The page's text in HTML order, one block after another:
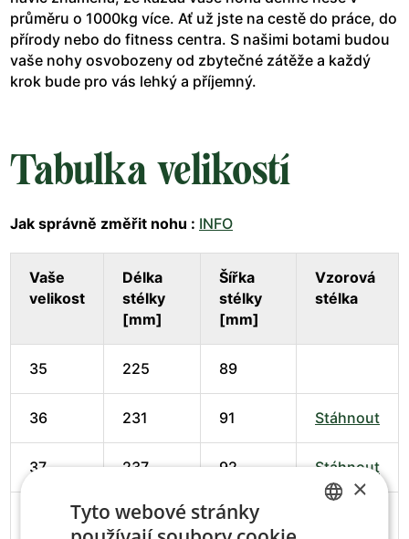
průměru o 1000kg více. Ať už jste na cestě do práce, do
přírody nebo do fitness centra. S našimi botami budou
vaše nohy osvobozeny od zbytečné zátěže a každý
krok bude pro vás lehký a příjemný.
Tabulka velikostí
Jak správně změřit nohu : INFO
Vaše
velikost
Délka
stélky
[mm]
Šířka
stélky
[mm]
Vzorová
stélka
35 225 89
36 231 91 Stáhnout
37 237 92 Stáhnout
245 94
×
Tyto webové stránky